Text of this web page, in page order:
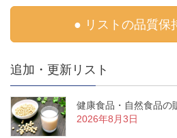
● リストの品質保
追加・更新リスト
健康食品・自然食品の
2026年8月3日